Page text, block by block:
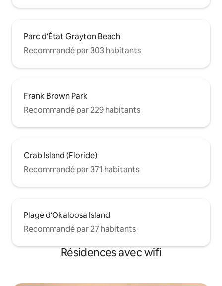
Parc d'État Grayton Beach
Recommandé par 303 habitants
Frank Brown Park
Recommandé par 229 habitants
Crab Island (Floride)
Recommandé par 371 habitants
Plage d'Okaloosa Island
Recommandé par 27 habitants
Résidences avec wifi